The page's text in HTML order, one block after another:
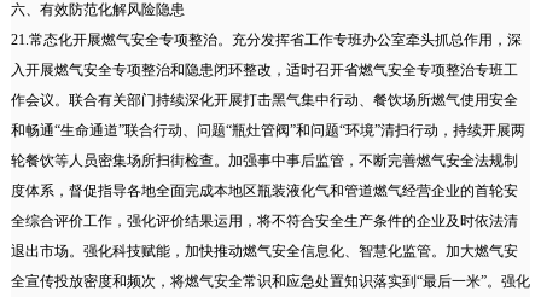
六、有效防范化解风险隐患
21.常态化开展燃气安全专项整治。充分发挥省工作专班办公室牵头抓总作用，深
入开展燃气安全专项整治和隐患闭环整改，适时召开省燃气安全专项整治专班工
作会议。联合有关部门持续深化开展打击黑气集中行动、餐饮场所燃气使用安全
和畅通“生命通道”联合行动、问题“瓶灶管阀”和问题“环境”清扫行动，持续开展两
轮餐饮等人员密集场所扫街检查。加强事中事后监管，不断完善燃气安全法规制
度体系，督促指导各地全面完成本地区瓶装液化气和管道燃气经营企业的首轮安
全综合评价工作，强化评价结果运用，将不符合安全生产条件的企业及时依法清
退出市场。强化科技赋能，加快推动燃气安全信息化、智慧化监管。加大燃气安
全宣传投放密度和频次，将燃气安全常识和应急处置知识落实到“最后一米”。强化